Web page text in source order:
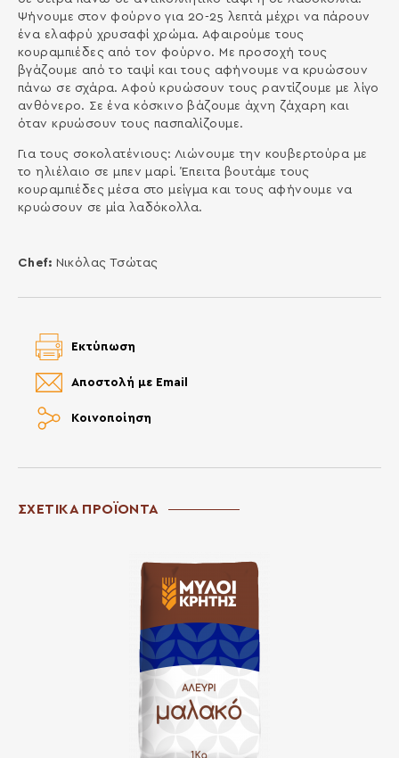
Ψήνουμε στον φούρνο για 20-25 λεπτά μέχρι να πάρουν
ένα ελαφρύ χρυσαφί χρώμα. Αφαιρούμε τους
κουραμπιέδες από τον φούρνο. Με προσοχή τους
βγάζουμε από το ταψί και τους αφήνουμε να κρυώσουν
πάνω σε σχάρα. Αφού κρυώσουν τους ραντίζουμε με λίγο
ανθόνερο. Σε ένα κόσκινο βάζουμε άχνη ζάχαρη και
όταν κρυώσουν τους πασπαλίζουμε.
Για τους σοκολατένιους: Λιώνουμε την κουβερτούρα με
το ηλιέλαιο σε μπεν μαρί. Έπειτα βουτάμε τους
κουραμπιέδες μέσα στο μείγμα και τους αφήνουμε να
κρυώσουν σε μία λαδόκολλα.
Chef: Νικόλας Τσώτας
Κοινοποίηση
Αποστολή με Email
Εκτύπωση
ΣΧΕΤΙΚΑ ΠΡΟΪΟΝΤΑ